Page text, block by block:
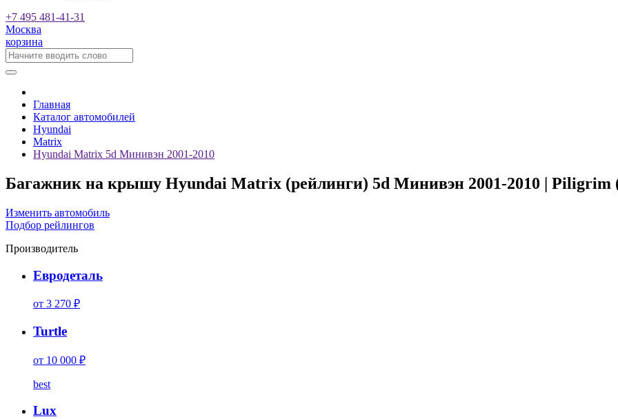
+7 495 481-41-31
Москва
корзина
Главная
Каталог автомобилей
Hyundai
Matrix
Hyundai Matrix 5d Минивэн 2001-2010
Багажник на крышу Hyundai Matrix (рейлинги) 5d Минивэн 2001-2010 | Piligrim
Изменить автомобиль
Подбор рейлингов
Производитель
Евродеталь
от 3 270 ₽
Turtle
от 10 000 ₽
best
Lux